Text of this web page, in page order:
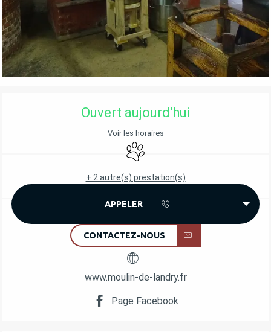
OUVERTURE ET COORDONNÉES
Ouvert aujourd'hui
Voir les horaires
Animaux acceptés
+ 2 autre(s) prestation(s)
APPELER
CONTACTEZ-NOUS
www.moulin-de-landry.fr
Page Facebook